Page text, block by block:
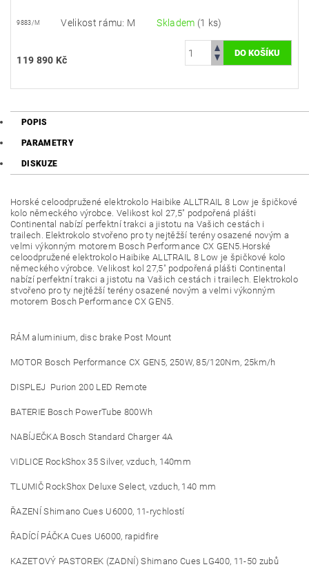
9883/M Velikost rámu: M Skladem (1 ks)
119 890 Kč
POPIS
PARAMETRY
DISKUZE
Horské celoodpružené elektrokolo Haibike ALLTRAIL 8 Low je špičkové
kolo německého výrobce. Velikost kol 27,5" podpořená plášti
Continental nabízí perfektní trakci a jistotu na Vašich cestách i
trailech. Elektrokolo stvořeno pro ty nejtěžší terény osazené novým a
velmi výkonným motorem Bosch Performance CX GEN5.Horské
celoodpružené elektrokolo Haibike ALLTRAIL 8 Low je špičkové kolo
německého výrobce. Velikost kol 27,5" podpořená plášti Continental
nabízí perfektní trakci a jistotu na Vašich cestách i trailech. Elektrokolo
stvořeno pro ty nejtěžší terény osazené novým a velmi výkonným
motorem Bosch Performance CX GEN5.
RÁM aluminium, disc brake Post Mount
MOTOR Bosch Performance CX GEN5, 250W, 85/120Nm, 25km/h
DISPLEJ Purion 200 LED Remote
BATERIE Bosch PowerTube 800Wh
NABÍJEČKA Bosch Standard Charger 4A
VIDLICE RockShox 35 Silver, vzduch, 140mm
TLUMIČ RockShox Deluxe Select, vzduch, 140 mm
ŘAZENÍ Shimano Cues U6000, 11-rychlostí
ŘADÍCÍ PÁČKA Cues U6000, rapidfire
KAZETOVÝ PASTOREK (ZADNÍ) Shimano Cues LG400, 11-50 zubů